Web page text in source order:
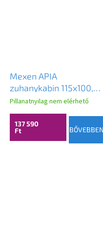
Mexen APIA
zuhanykabin 115x100,
átlátszó üveg / fekete
profil, 840-115-100-70-
00
Pillanatnyilag nem elérhető
137 590
Ft
BŐVEBBEN